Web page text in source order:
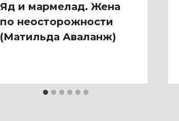
Яд и мармелад. Жена
по неосторожности
(Матильда Аваланж)